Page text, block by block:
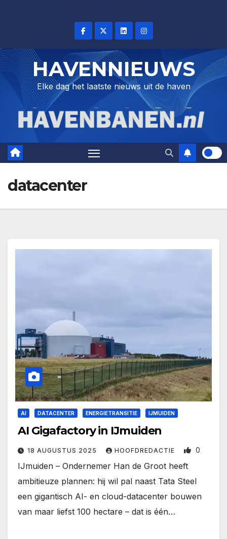
HAVENNIEUWS
Elke dag het laatste nieuws uit de haven
datacenter
AI DATACENTER ENERGIETRANSITIE IJMUIDEN
AI Gigafactory in IJmuiden
18 AUGUSTUS 2025 HOOFDREDACTIE 0
IJmuiden – Ondernemer Han de Groot heeft
ambitieuze plannen: hij wil pal naast Tata Steel
een gigantisch AI- en cloud-datacenter bouwen
van maar liefst 100 hectare – dat is één…